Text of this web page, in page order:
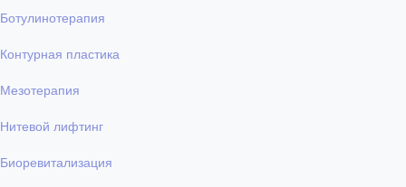
Ботулинотерапия
Контурная пластика
Мезотерапия
Нитевой лифтинг
Биоревитализация